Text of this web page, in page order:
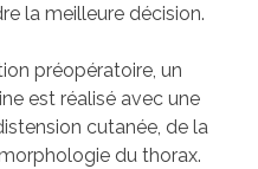
la meilleure décision.
préopératoire, un
est réalisé avec une
cutanée, de la
du thorax.